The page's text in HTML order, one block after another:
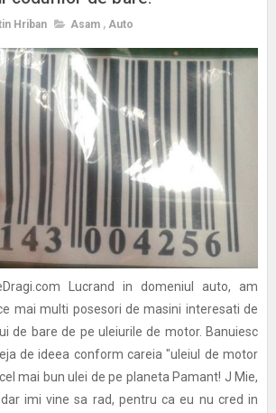
Hriban Asam , Auto
Lucrand in domeniul auto, am
mai multi posesori de masini interesati de
de bare de pe uleiurile de motor. Banuiesc
de ideea conform careia "uleiul de motor
mai bun ulei de pe planeta Pamant! J Mie,
imi vine sa rad, pentru ca eu nu cred in